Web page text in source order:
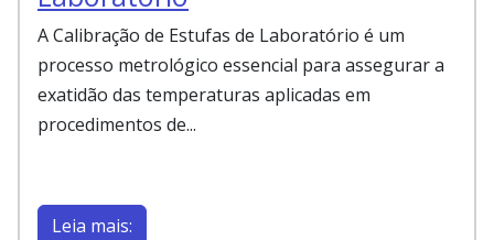
A Calibração de Estufas de Laboratório é um
processo metrológico essencial para assegurar a
exatidão das temperaturas aplicadas em
procedimentos de...
Leia mais: